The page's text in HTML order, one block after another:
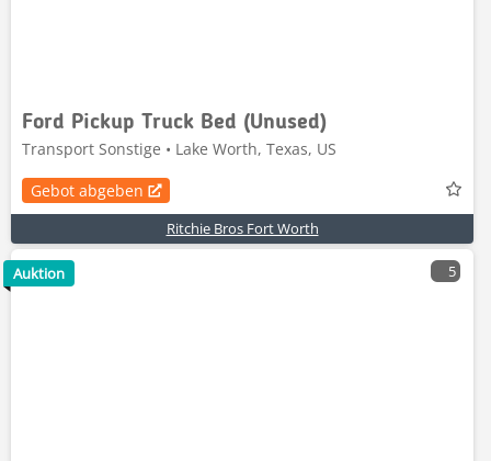
Ford Pickup Truck Bed (Unused)
Transport Sonstige • Lake Worth, Texas, US
Gebot abgeben
Ritchie Bros Fort Worth
5
Auktion